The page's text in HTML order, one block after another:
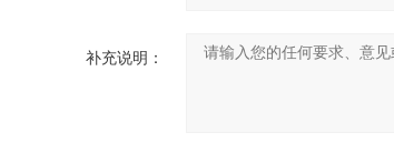
补充说明：